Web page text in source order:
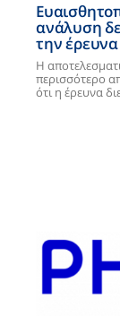
ανάλυση
την έρευνα
Η
περισσότερο
ότι η έρευνα